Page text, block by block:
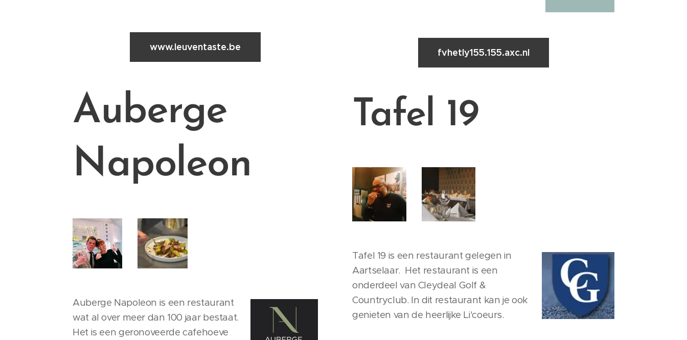
www.leuventaste.be
Auberge
Napoleon
Auberge Napoleon is een restaurant
wat al over meer dan 100 jaar bestaat.
Het is een geronoveerde cafehoeve
fvhetly155.155.axc.nl
Tafel 19
Tafel 19 is een restaurant gelegen in
Aartselaar. Het restaurant is een
onderdeel van Cleydeal Golf &
Countryclub. In dit restaurant kan je ook
genieten van de heerlijke Li'coeurs.